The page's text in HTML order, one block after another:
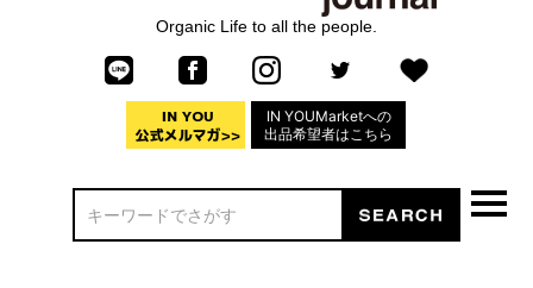
Organic Life to all the people.
IN YOUMarketへの
出品希望者はこちら